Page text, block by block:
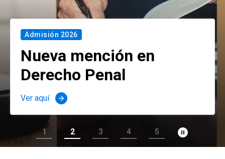
Admisión 2026
Nueva mención en
Derecho Penal
Ver aquí arrow_forward
1 2 3 4 5 pause_circle_filled